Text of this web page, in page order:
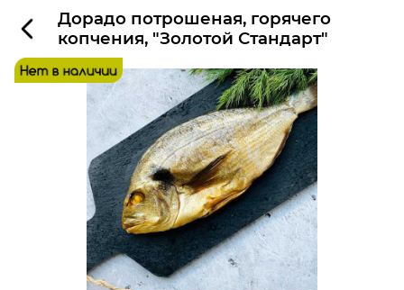
Дорадо потрошеная, горячего
копчения, "Золотой Стандарт"